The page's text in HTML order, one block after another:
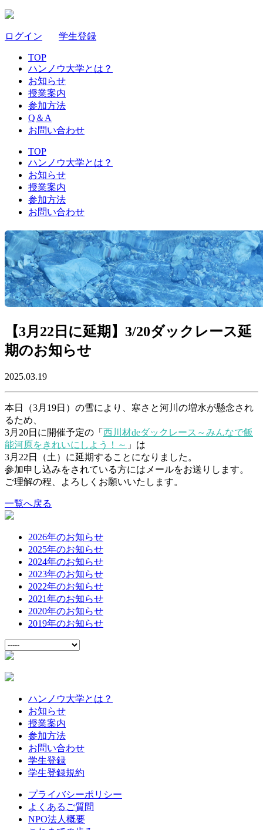
ログイン 学生登録
TOP
ハンノウ大学とは？
お知らせ
授業案内
参加方法
Q＆A
お問い合わせ
TOP
ハンノウ大学とは？
お知らせ
授業案内
参加方法
お問い合わせ
【3月22日に延期】3/20ダックレース延
期のお知らせ
2025.03.19
本日（3月19日）の雪により、寒さと河川の増水が懸念され
るため、
3月20日に開催予定の「 西川材deダックレース～みんなで飯
能河原をきれいにしよう！～ 」は
3月22日（土）に延期することになりました。
参加申し込みをされている方にはメールをお送りします。
ご理解の程、よろしくお願いいたします。
一覧へ戻る
2026年のお知らせ
2025年のお知らせ
2024年のお知らせ
2023年のお知らせ
2022年のお知らせ
2021年のお知らせ
2020年のお知らせ
2019年のお知らせ
ハンノウ大学とは？
お知らせ
授業案内
参加方法
お問い合わせ
学生登録
学生登録規約
プライバシーポリシー
よくあるご質問
NPO法人概要